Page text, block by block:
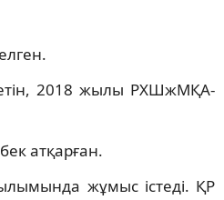
2018 жылы РХШжМҚА-
атқарған.
жұмыс істеді. ҚР